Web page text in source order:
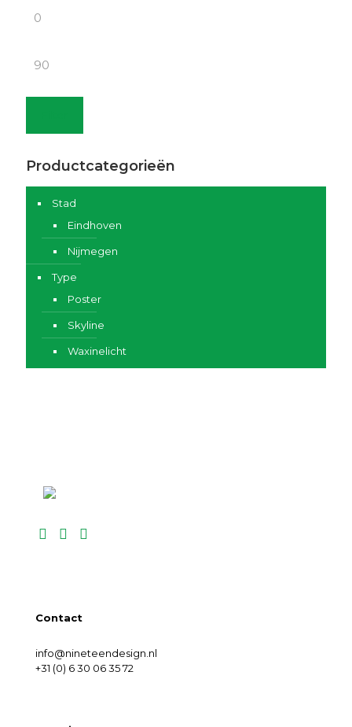
prijs
prijs
Productcategorieën
Stad
Eindhoven
Nijmegen
Type
Poster
Skyline
Waxinelicht
Contact
info@nineteendesign.nl
+31 (0) 6 30 06 35 72